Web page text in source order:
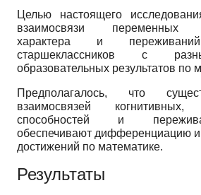
Целью настоящего
взаимосвязи переменных
характера и
старшеклассников с
образовательных результатов по
Предполагалось, что
взаимосвязей когнитивных,
способностей и
обеспечивают дифференциацию и
достижений по математике.
Результаты